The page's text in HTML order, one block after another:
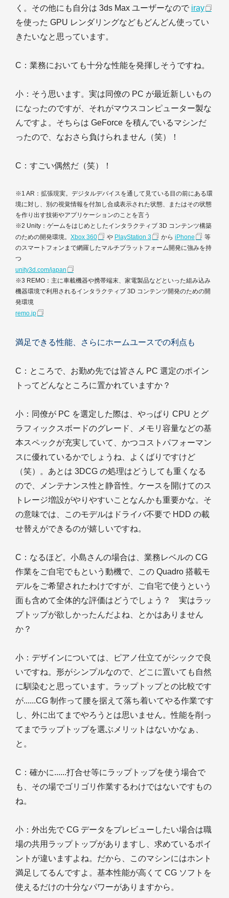
く。その他にも自分は 3ds Max ユーザーなので iray
を使った GPU レンダリングなどもどんどん使ってい
きたいなと思っています。
C ：業務においても十分な性能を発揮しそうですね。
小 ：そう思います。実は同僚の PC が最近新しいもの
になったのですが、それがマウスコンピューター製な
んですよ。そちらは GeForce を積んでいるマシンだ
ったので、なおさら負けられません（笑）！
C ：すごい偶然だ（笑）！
※1 AR：拡張現実。デジタルデバイスを通して見ている目の前にある環
境に対し、別の視覚情報を付加し合成表示された状態、またはその状態
を作り出す技術やアプリケーションのことを言う
※2 Unity：ゲームをはじめとしたインタラクティブ 3D コンテンツ構築
のための開発環境。 Xbox 360 や PlayStation 3 から iPhone
等
のスマートフォンまで網羅したマルチプラットフォーム開発に強みを持
つ
unity3d.com/japan
※3 REMO：主に車載機器や携帯端末、家電製品などといった組み込み
機器環境で利用されるインタラクティブ 3D コンテンツ開発のための開
発環境
remo.jp
満足できる性能、さらにホームユースでの利点も
C ：ところで、お勤め先では皆さん PC 選定のポイン
トってどんなところに置かれていますか？
小 ：同僚が PC を選定した際は、やっぱり CPU とグ
ラフィックスボードのグレード、メモリ容量などの基
本スペックが充実していて、かつコストパフォーマン
スに優れているかでしょうね、よくばりですけど
（笑）。あとは 3DCG の処理はどうしても重くなる
ので、メンテナンス性と静音性。ケースを開けてのス
トレージ増設がやりやすいことなんかも重要かな。そ
の意味では、このモデルはドライバ不要で HDD の載
せ替えができるのが嬉しいですね。
C ：なるほど。小島さんの場合は、業務レベルの CG
作業をご自宅でもという動機で、この Quadro 搭載モ
デルをご希望されたわけですが、ご自宅で使うという
面も含めて全体的な評価はどうでしょう？ 実はラッ
プトップが欲しかったんだよね、とかはありません
か？
小 ：デザインについては、ピアノ仕立てがシックで良
いですね。形がシンプルなので、どこに置いても自然
に馴染むと思っています。ラップトップとの比較です
が......CG 制作って腰を据えて落ち着いてやる作業です
し、外に出てまでやろうとは思いません。性能を削っ
てまでラップトップを選ぶメリットはないかなぁ、
と。
C ：確かに......打合せ等にラップトップを使う場合で
も、その場でゴリゴリ作業するわけではないですもの
ね。
小 ：外出先で CG データをプレビューしたい場合は職
場の共用ラップトップがありますし、求めているポイ
ントが違いますよね。だから、このマシンにはホント
満足してるんですよ。基本性能が高くて CG ソフトを
使えるだけの十分なパワーがありますから。